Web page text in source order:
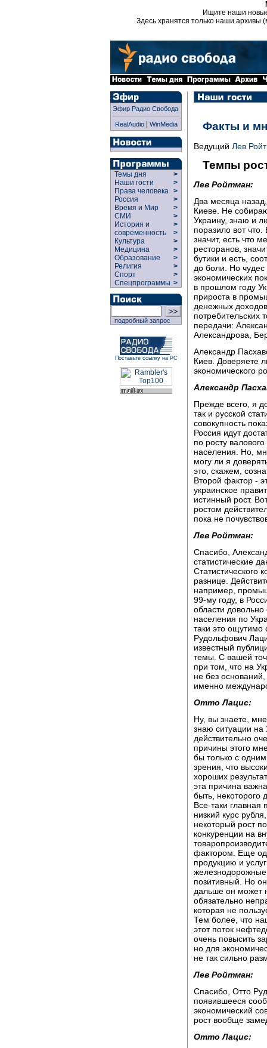
Ищите наши
Здесь хранятся только наши архивы
Эфир Радио Свобода
RealAudio| WinMedia
Темы дня
>
Наши гости
>
Права человека >
Россия
>
Время и Мир
>
СМИ
>
История и
современность
>
>
Культура
>
Медицина
>
Образование
>
Религия
>
Спорт
>
Спецпрограммы >
подробный запрос
Поставьте ссылку на РС
Факты и
Ведущий Лев
Темпы
Лев Ройтман:
Два месяца
Киеве. Не
Украину, знаю и
поразило вот
значит, есть что
ресторанов,
бутики и есть,
до боли. Но
экономических
в прошлом году
прироста в
денежных
потребительских
передачи:
Александрова,
Александр
Киев. Доверяете
экономического
Александр
Прежде всего, я
так и русской
совокупность
Россия идут
по росту
населения. Но,
могу ли я
это, скажем,
Второй фактор -
украинское
истинный рост.
ростом
пока не
Лев Ройтман:
Спасибо,
статистические
Статистического
разнице.
например,
99-му году, в
области
населения по
таки это ощутимо
Рудольфович
известный
темы. С вашей
при том, что на
не без
именно
Отто Лацис:
Ну, вы знаете,
знаю ситуации
действительно
причины этого
бы только с
зрения, что
хороших
эта причина
быть, некоторого
Все-таки главная
низкий курс
некоторый рост
конкуренции на
фактором. Еще
продукцию и
железнодорожные
позитивный. Но
дальше он может
обязательно
которая не
Тем более, что
этот поток
очень повысить
но для
не так сильно
Лев Ройтман:
Спасибо, Отто
появившееся
экономический
рост вообще
Отто Лацис: